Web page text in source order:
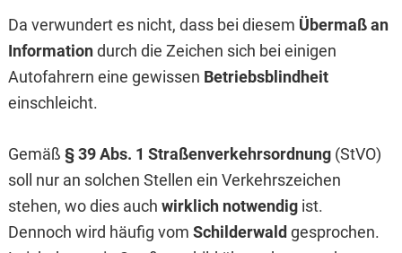
Da verwundert es nicht, dass bei diesem Übermaß an
Informationdurch die Zeichen sich bei einigen
Autofahrern eine gewissen Betriebsblindheit
einschleicht.
Gemäß § 39 Abs. 1 Straßenverkehrsordnung(StVO)
soll nur an solchen Stellen ein Verkehrszeichen
stehen, wo dies auch wirklich notwendigist.
Dennoch wird häufig vom Schilderwald gesprochen.